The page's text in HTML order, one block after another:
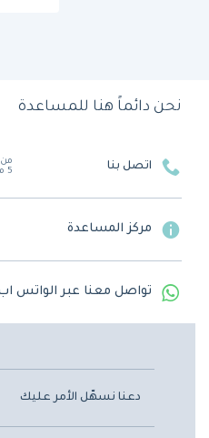
نحن دائماً هنا للمساعدة
اتصل بنا
5 مساءً
مركز المساعدة
تواصل معنا عبر الواتس
دعنا نسهّل الأمر عليك